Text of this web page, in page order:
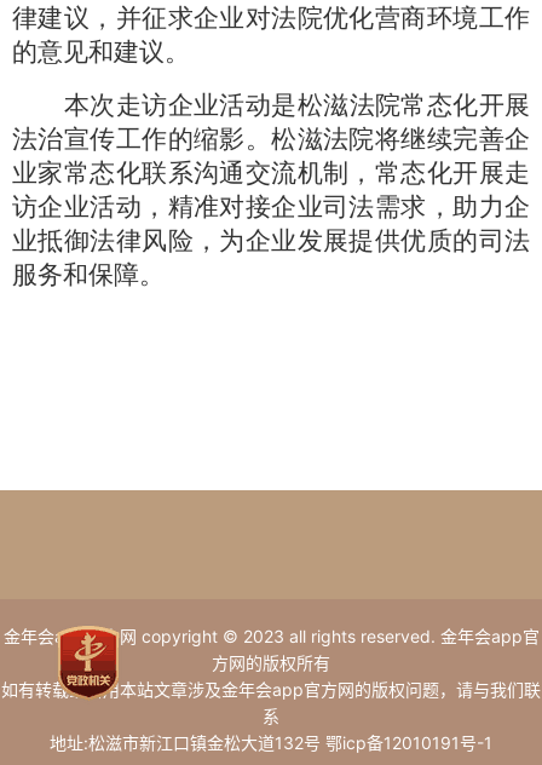
律建议，并征求企业对法院优化营商环境工作
的意见和建议。
本次走访企业活动是松滋法院常态化开展
法治宣传工作的缩影。松滋法院将继续完善企
业家常态化联系沟通交流机制，常态化开展走
访企业活动，精准对接企业司法需求，助力企
业抵御法律风险，为企业发展提供优质的司法
服务和保障。
金年会app官方网 copyright © 2023 all rights reserved. 金年会app官
方网的版权所有
如有转载或引用本站文章涉及金年会app官方网的版权问题，请与我们联
系
地址:松滋市新江口镇金松大道132号 鄂icp备12010191号-1